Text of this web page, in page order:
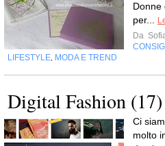
Donne
per...
Da
LIFESTYLE, MODA E TREND
Digital Fashion (17)
Ci
molto